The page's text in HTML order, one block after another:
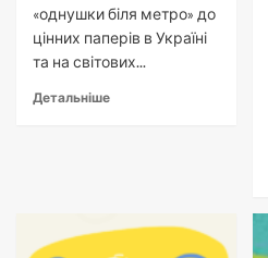
«однушки біля метро» до
цінних паперів в Україні
та на світових...
Детальніше